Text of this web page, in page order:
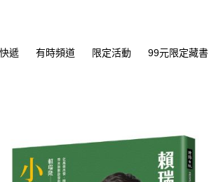
遞 有時頻道 限定活動 99元限定藏書